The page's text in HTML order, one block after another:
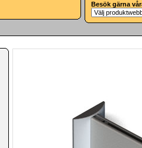
Besök gärna